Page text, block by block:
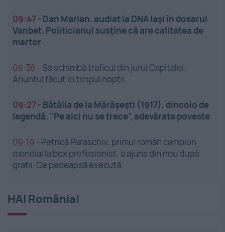
09:47 - Dan Marian, audiat la DNA Iași în dosarul
Vanbet. Politicianul susține că are calitatea de
martor
09:36 - Se schimbă traficul din jurul Capitalei.
Anunțul făcut în timpul nopții
09:27 - Bătălia de la Mărășești (1917), dincolo de
legendă. "Pe aici nu se trece", adevărata poveste
09:19 - Petrică Paraschiv, primul român campion
mondial la box profesionist, a ajuns din nou după
gratii. Ce pedeapsă execută
HAI România!